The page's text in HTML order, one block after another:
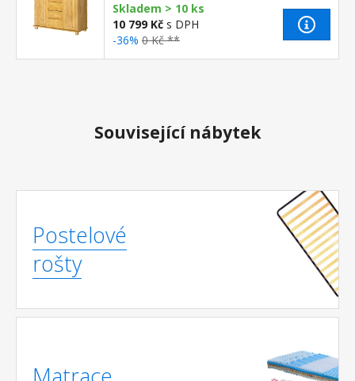
střední části 1 police a v prav...
Skladem > 10 ks
10 799 Kč s DPH
-36% 0 Kč **
Související nábytek
Postelové
rošty